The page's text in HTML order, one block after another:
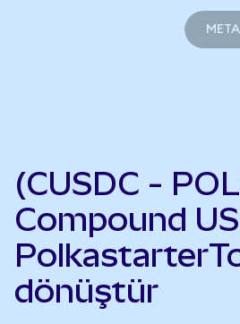
(CUSDC -
Compound
dönüştür